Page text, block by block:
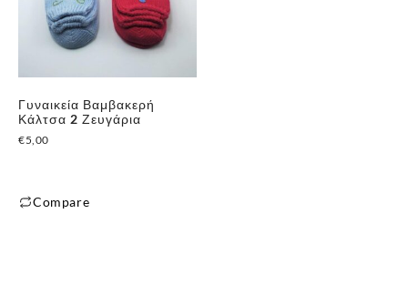
Γυναικεία Βαμβακερή
Κάλτσα 2 Ζευγάρια
€5,00
Compare